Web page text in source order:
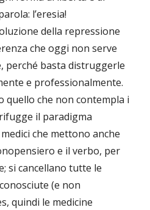
l’eresia!
della repressione
che oggi non serve
perché basta distruggerle
e professionalmente.
che non contempla i
il paradigma
che mettono anche
e il verbo, per
si cancellano tutte le
(e non
quindi le medicine